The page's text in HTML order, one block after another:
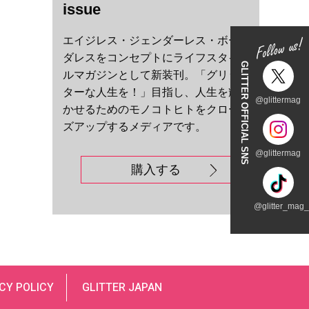
GLITTER OFFICIAL SNS @glittermag
@glittermag
issue
エイジレス・ジェンダーレス・ボー
ダレスをコンセプトにライフスタイ
ルマガジンとして新装刊。「グリッ
ターな人生を！」目指し、人生を輝
かせるためのモノコトヒトをクロー
ズアップするメディアです。
購入する
POLICY GLITTER JAPAN